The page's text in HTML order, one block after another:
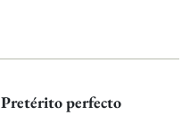
Pretérito perfecto